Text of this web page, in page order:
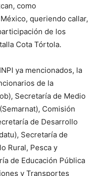
como
queriendo callar,
de los
Cota Tórtola.
ya mencionados, la
de la
Secretaría de Medio
Comisión
de Desarrollo
Secretaría de
Rural, Pesca y
de Educación Pública
y Transportes